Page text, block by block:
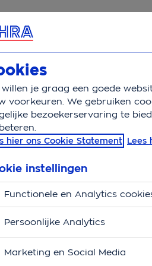
& Contact
auto vervangen
vervangen
willen je graag een goede
voorkeuren. We gebruiken
bezoekerservaring te
hier ons Cookie Statement Lees
instellingen
Functionele en Analytics
Persoonlijke Analytics
Marketing en Social Media